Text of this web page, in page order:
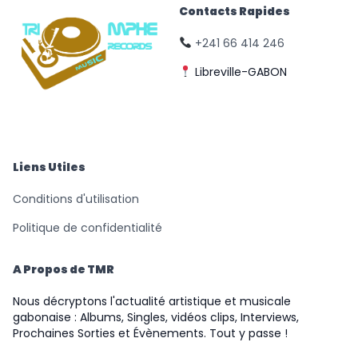
Contacts Rapides
+241 66 414 246
Libreville-GABON
Liens Utiles
Conditions d'utilisation
Politique de confidentialité
A Propos de TMR
Nous décryptons l'actualité artistique et musicale
gabonaise : Albums, Singles, vidéos clips, Interviews,
Prochaines Sorties et Évènements. Tout y passe !